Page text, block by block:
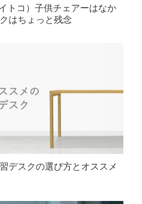
トコ）子供チェアーはなか
はちょっと残念
デスクの選び方とオススメ